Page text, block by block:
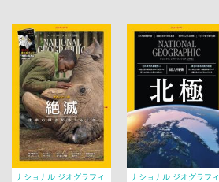
ナショナル ジオグラフィ
ナショナル ジオグラフィ